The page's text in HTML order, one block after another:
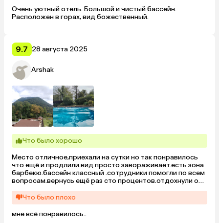
Очень уютный отель. Большой и чистый бассейн.
Расположен в горах, вид божественный.
9.7 28 августа 2025
Arshak
Что было хорошо
Место отличное,приехали на сутки но так понравилось
что ещё и продлили.вид просто завораживает.есть зона
барбекю.бассейн классный .сотрудники помогли по всем
вопросам.вернусь ещё раз сто процентов.отдохнули от
Что было плохо
мне всё понравилось..